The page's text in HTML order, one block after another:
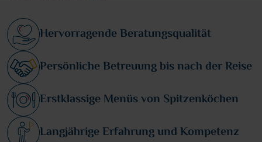
Hervorragende Beratungsqualität
Persönliche Betreuung bis nach der Reise
Erstklassige Menüs von Spitzenköchen
Langjährige Erfahrung und Kompetenz